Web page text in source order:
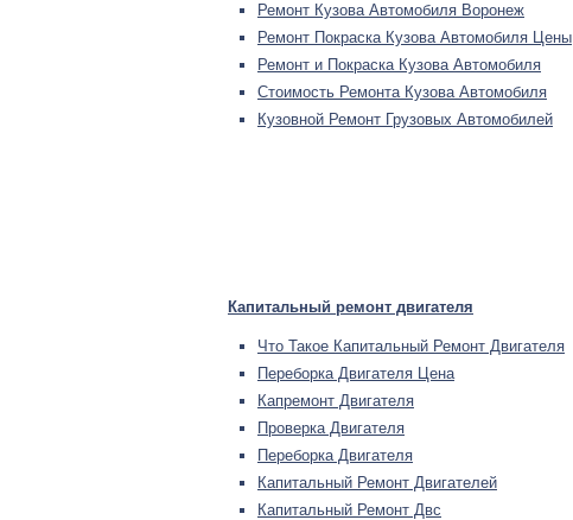
Ремонт Кузова Автомобиля Воронеж
Ремонт Покраска Кузова Автомобиля Цены
Ремонт и Покраска Кузова Автомобиля
Стоимость Ремонта Кузова Автомобиля
Кузовной Ремонт Грузовых Автомобилей
Капитальный ремонт двигателя
Что Такое Капитальный Ремонт Двигателя
Переборка Двигателя Цена
Капремонт Двигателя
Проверка Двигателя
Переборка Двигателя
Капитальный Ремонт Двигателей
Капитальный Ремонт Двс